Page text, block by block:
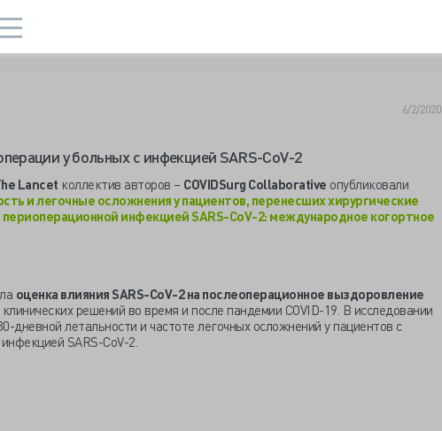
6/2/2020
у больных с инфекцией SARS-CoV-2
Lancet коллектив авторов – COVIDSurg Collaborative опубликовали
и легочные осложнения у пациентов, перенесших хирургические
инфекцией SARS-CoV-2: международное когортное
оценка влияния SARS-CoV-2 на послеоперационное выздоровление
решений во время и после пандемии COVID-19. В исследовании
дневной летальности и частоте легочных осложнений у пациентов с
SARS-CoV-2.